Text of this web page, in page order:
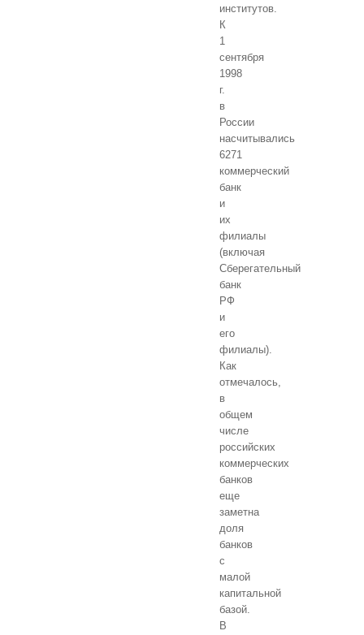
институтов.
К
1
сентября
1998
г.
в
России
насчитывались
6271
коммерческий
банк
и
их
филиалы
(включая
Сберегательный
банк
РФ
и
его
филиалы).
Как
отмечалось,
в
общем
числе
российских
коммерческих
банков
еще
заметна
доля
банков
с
малой
капитальной
базой.
В